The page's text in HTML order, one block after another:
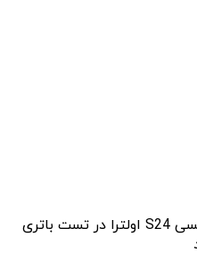
/ گلکسی S24 اولترا در تست باتری